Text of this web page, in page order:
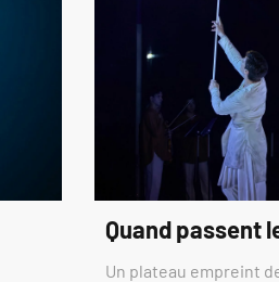
Quand passent
Un plateau empreint